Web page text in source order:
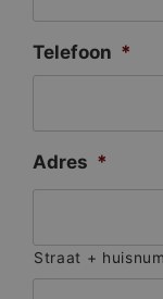
Telefoon *
Adres *
Straat +